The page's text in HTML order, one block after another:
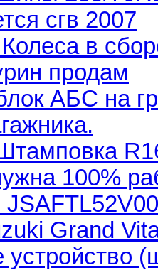
сгв 2007
в
продам
АБС на
100%
Grand
устройство